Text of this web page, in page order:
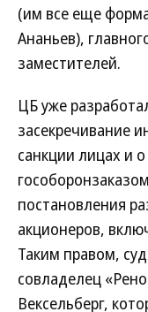
(им все еще
Ананьев),
заместителей.
ЦБ уже
засекречивание
санкции лицах и
постановления
акционеров,
Таким правом,
совладелец
Вексельберг,